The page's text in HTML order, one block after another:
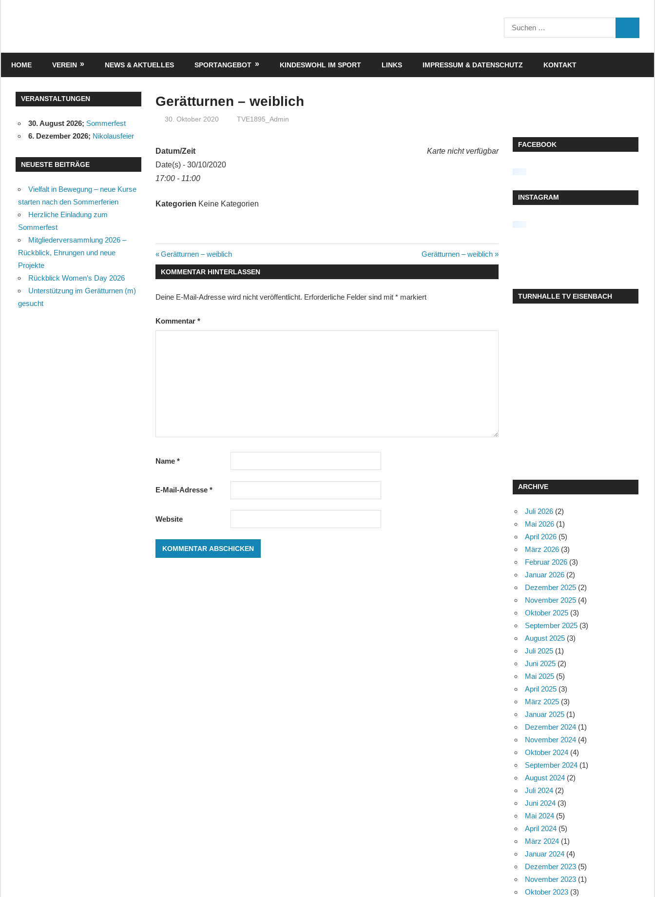
Eisenbach
Suchen
nach:
HOME VEREIN NEWS & AKTUELLES SPORTANGEBOT KINDESWOHL IM SPORT LINKS IMPRESSUM & DATENSCHUTZ KONTAKT
Gerätturnen – weiblich
30. Oktober 2020 TVE1895_Admin
Karte nicht verfügbar
Datum/Zeit
Date(s) - 30/10/2020
17:00 - 11:00
Kategorien Keine Kategorien
Beitragsnavigation
Vorheriger
Beitrag:
Gerätturnen – weiblich
Nächster
Beitrag:
Gerätturnen – weiblich
KOMMENTAR HINTERLASSEN
Deine E-Mail-Adresse wird nicht veröffentlicht. Erforderliche Felder sind mit* markiert
Kommentar*
Name*
E-Mail-Adresse*
Website
VERANSTALTUNGEN
30. August 2026; Sommerfest
6. Dezember 2026; Nikolausfeier
NEUESTE BEITRÄGE
Vielfalt in Bewegung – neue Kurse
starten nach den Sommerferien
Herzliche Einladung zum
Sommerfest
Mitgliederversammlung 2026 –
Rückblick, Ehrungen und neue
Projekte
Rückblick Women’s Day 2026
Unterstützung im Gerätturnen (m)
gesucht
FACEBOOK
INSTAGRAM
TURNHALLE TV EISENBACH
ARCHIVE
Juli 2026 (2)
Mai 2026 (1)
April 2026 (5)
März 2026 (3)
Februar 2026 (3)
Januar 2026 (2)
Dezember 2025 (2)
November 2025 (4)
Oktober 2025 (3)
September 2025 (3)
August 2025 (3)
Juli 2025 (1)
Juni 2025 (2)
Mai 2025 (5)
April 2025 (3)
März 2025 (3)
Januar 2025 (1)
Dezember 2024 (1)
November 2024 (4)
Oktober 2024 (4)
September 2024 (1)
August 2024 (2)
Juli 2024 (2)
Juni 2024 (3)
Mai 2024 (5)
April 2024 (5)
März 2024 (1)
Januar 2024 (4)
Dezember 2023 (5)
November 2023 (1)
Oktober 2023 (3)